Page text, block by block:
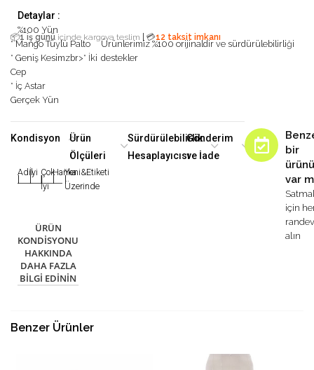
Detaylar :
%100 Yün
📦1 iş günü içinde kargoya teslim 💳12 taksit imkanı
* Mango Tüylü Palto
* Geniş Kesimzbr>* İki
Cep
* İç Astar
Gerçek Yün
Ürünlerimiz %100 orijinaldir ve sürdürülebilirliği
destekler
Kondisyon
Adilİyi
|
Çok
İyi
Harika
|
Yeni&Etiketi
Üzerinde
ÜRÜN
KONDISYONU
HAKKINDA
DAHA FAZLA
BILGI EDININ
Ürün
Ölçüleri
Sürdürülebilirlik
Hesaplayıcısı
Gönderim
ve İade
bir
var
için
alın
Benzer Ürünler